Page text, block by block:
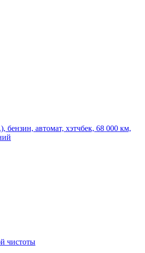
бензин, автомат, хэтчбек, 68 000 км,
чистоты